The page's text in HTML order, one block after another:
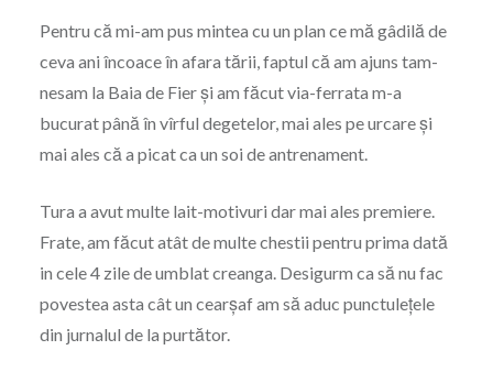
Pentru că mi-am pus mintea cu un plan ce mă gâdilă de
ceva ani încoace în afara tării, faptul că am ajuns tam-
nesam la Baia de Fier și am făcut via-ferrata m-a
bucurat până în vîrful degetelor, mai ales pe urcare și
mai ales că a picat ca un soi de antrenament.
Tura a avut multe lait-motivuri dar mai ales premiere.
Frate, am făcut atât de multe chestii pentru prima dată
in cele 4 zile de umblat creanga. Desigurm ca să nu fac
povestea asta cât un cearșaf am să aduc punctulețele
din jurnalul de la purtător.